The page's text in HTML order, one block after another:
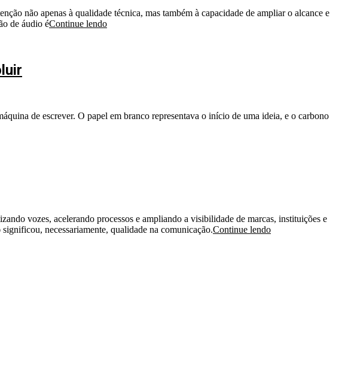
não apenas à qualidade técnica, mas também à capacidade de ampliar o alcance e
de áudio éContinue lendo
de escrever. O papel em branco representava o início de uma ideia, e o carbono
vozes, acelerando processos e ampliando a visibilidade de marcas, instituições e
necessariamente, qualidade na comunicação.Continue lendo